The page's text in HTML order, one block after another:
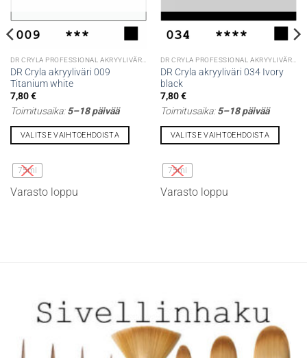
DR Cryla akryyliväri 009
Titanium white
7,80€
Toimitusaika:5–18 päivää
VALITSE VAIHTOEHDOISTA
tuotteella
on
useampi
75ml
Varasto loppu
DR Cryla akryyliväri 034 Ivory
black
7,80€
Toimitusaika:5–18 päivää
VALITSE VAIHTOEHDOISTA
tuotteella
on
useampi
75ml
Varasto loppu